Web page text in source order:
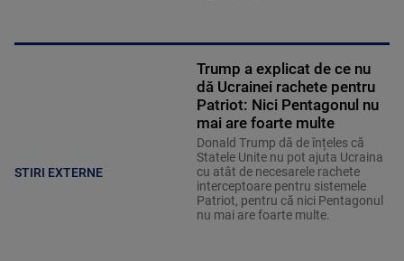
STIRI EXTERNE
Trump a explicat de ce nu
dă Ucrainei rachete pentru
Patriot: Nici Pentagonul nu
mai are foarte multe
Donald Trump dă de înțeles că
Statele Unite nu pot ajuta Ucraina
cu atât de necesarele rachete
interceptoare pentru sistemele
Patriot, pentru că nici Pentagonul
nu mai are foarte multe.